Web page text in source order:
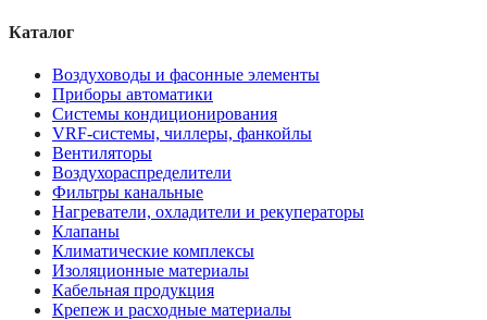
Каталог
Воздуховоды и фасонные элементы
Приборы автоматики
Системы кондиционирования
VRF-системы, чиллеры, фанкойлы
Вентиляторы
Воздухораспределители
Фильтры канальные
Нагреватели, охладители и рекуператоры
Клапаны
Климатические комплексы
Изоляционные материалы
Кабельная продукция
Крепеж и расходные материалы